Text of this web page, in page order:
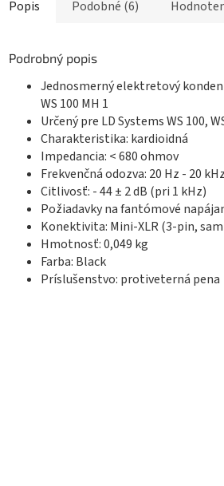
Popis Podobné (6)
Podrobný popis
Jednosmerný elektretový
WS 100 MH 1
Určený pre LD Systems WS 100,
Charakteristika: kardioidná
Impedancia: < 680 ohmov
Frekvenčná odozva: 20 Hz - 20 kHz
Citlivosť: - 44 ± 2 dB (pri 1 kHz)
Požiadavky na fantómové
Konektivita: Mini-XLR (3-pin,
Hmotnosť: 0,049 kg
Farba: Black
Príslušenstvo: protiveterná pena